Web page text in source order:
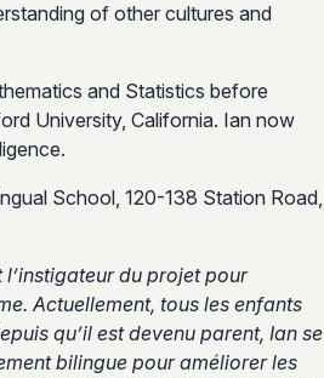
of other cultures and
and Statistics before
University, California. Ian now
School, 120-138 Station Road,
du projet pour
Actuellement, tous les enfants
qu’il est devenu parent, Ian se
bilingue pour améliorer les